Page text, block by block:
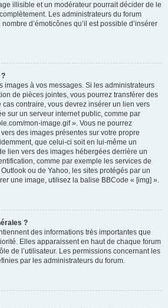
illisible et un modérateur pourrait décider de le
Les administrateurs du forum
d’émoticônes qu’il est possible d’insérer
images à vos messages. Si les administrateurs
de pièces jointes, vous pourrez transférer des
contraire, vous devrez insérer un lien vers
sur un serveur internet public, comme par
mon-image.gif ». Vous ne pourrez
des images présentes sur votre propre
que celui-ci soit en lui-même un
lien vers des images hébergées derrière un
comme par exemple les services de
ou de Yahoo, les sites protégés par un
une image, utilisez la balise BBCode « [img] ».
?
des informations très importantes que
Elles apparaissent en haut de chaque forum
de l’utilisateur. Les permissions concernant les
par les administrateurs du forum.